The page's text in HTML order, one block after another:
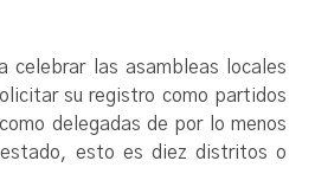
celebrar las asambleas locales
su registro como partidos
delegadas de por lo menos
esto es diez distritos o